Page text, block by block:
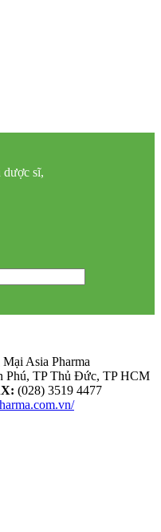
dược sĩ,
Asia Pharma
Phú, TP Thủ Đức, TP HCM
(028) 3519 4477